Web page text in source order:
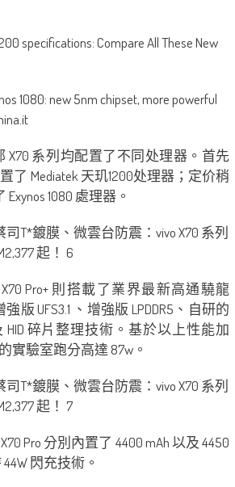
X70 系列均配置了不同处理器。首先
了 Mediatek 天玑1200处理器；定价稍
1080 處理器。
Pro+ 則搭載了業界最新高通驍龍
版 UFS3.1 、增強版 LPDDR5、自研的
HID 碎片整理技術。基於以上性能加
實驗室跑分高達 87w。
Pro 分別內置了 4400 mAh 以及 4450
閃充技術。